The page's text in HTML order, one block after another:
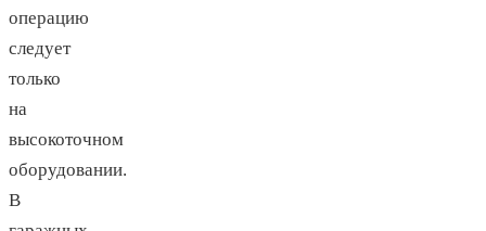
операцию
следует
только
на
высокоточном
оборудовании.
В